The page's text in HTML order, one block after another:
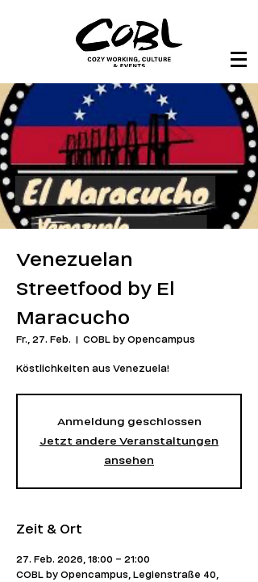
Venezuelan
Streetfood by El
Maracucho
Fr., 27. Feb.
  |
COBL by Opencampus
Köstlichkeiten aus Venezuela!
Anmeldung geschlossen
Jetzt andere Veranstaltungen
ansehen
Zeit & Ort
27. Feb. 2026, 18:00 – 21:00
COBL by Opencampus, Legienstraße 40,